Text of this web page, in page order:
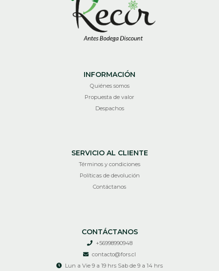
INFORMACIÓN
Quiénes somos
Propuesta de valor
Despachos
SERVICIO AL CLIENTE
Términos y condiciones
Políticas de devolución
Contáctanos
CONTÁCTANOS
+56998990948
contacto@fors.cl
Lun a Vie 9 a 19 hrs Sab de 9 a 14 hrs